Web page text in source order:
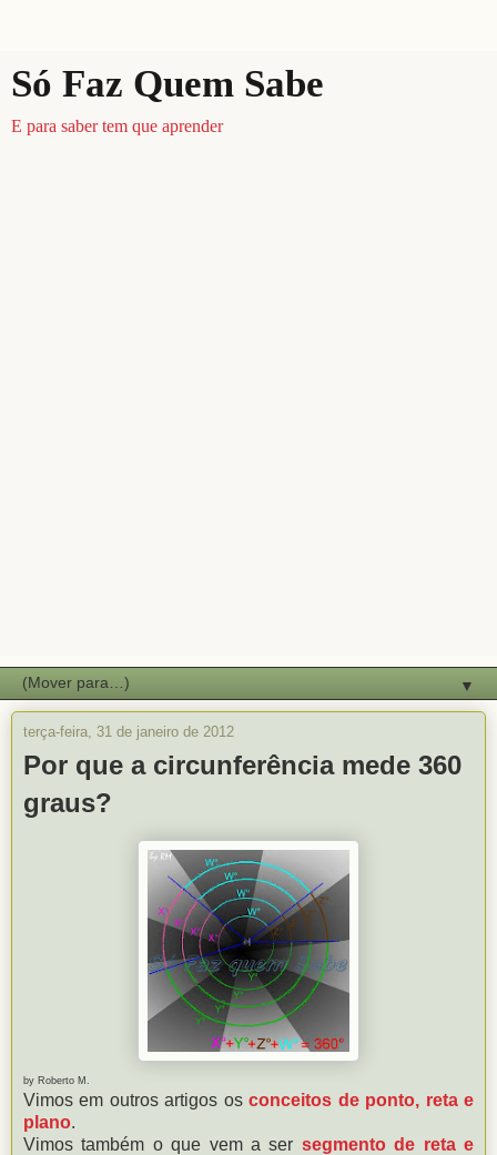
Só Faz Quem Sabe
E para saber tem que aprender
▼
terça-feira, 31 de janeiro de 2012
Por que a circunferência mede 360
graus?
by Roberto M.
Vimos em outros artigos osconceitos de ponto, reta e
plano.
Vimos também o que vem a ser segmento de reta e